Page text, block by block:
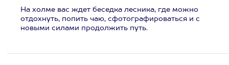
На холме вас ждет беседка лесника, где можно
отдохнуть, попить чаю, сфотографироваться и с
новыми силами продолжить путь.